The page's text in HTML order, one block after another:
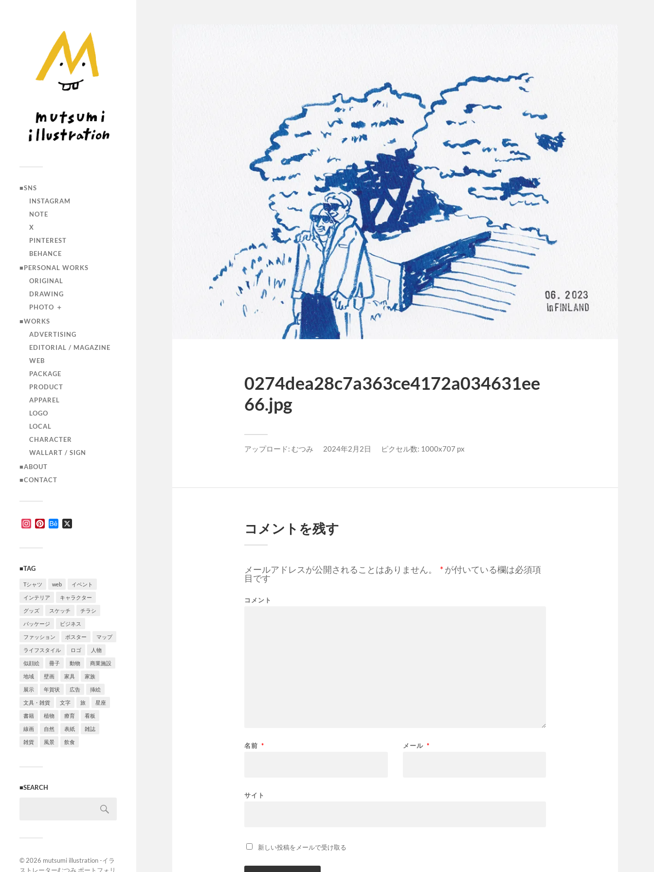
■SNS
INSTAGRAM
NOTE
X
PINTEREST
BEHANCE
■PERSONAL WORKS
ORIGINAL
DRAWING
PHOTO ＋
■WORKS
ADVERTISING
EDITORIAL / MAGAZINE
WEB
PACKAGE
PRODUCT
APPAREL
LOGO
LOCAL
CHARACTER
WALLART / SIGN
■ABOUT
■CONTACT
Instagram
PinterestBehance
■TAG
Tシャツ web イベント
インテリア キャラクター
グッズ スケッチ チラシ
パッケージ ビジネス
ファッション ポスター マップ
ライフスタイル ロゴ 人物
似顔絵 冊子 動物 商業施設
地域 壁画 家具 家族
展示 年賀状 広告 挿絵
文具・雑貨 文字 旅 星座
書籍 植物 療育 看板
線画 自然 表紙 雑誌
雑貨 風景 飲食
■SEARCH
© 2026 mutsumi illustration -イラ
ストレーターむつみ ポートフォリ
0274dea28c7a363ce4172a034631ee
66.jpg
アップロード: むつみ 2024年2月2日 ピクセル数: 1000x707 px
コメントを残す
メールアドレスが公開されることはありません。 *が付いている欄は必須項
目です
コメント
名前 * メール *
サイト
新しい投稿をメールで受け取る